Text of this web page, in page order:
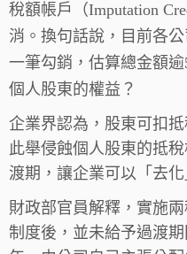
稅額帳戶（Imputation
消。換句話說，目前各
一筆勾銷，估算總金額
個人股東的權益？
企業界認為，股東可扣
此舉侵蝕個人股東的抵
渡期，讓企業可以「去
財政部官員解釋，實施
制度後，並未給予過渡